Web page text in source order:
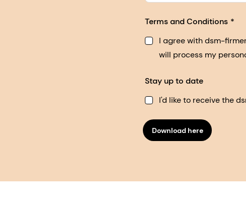
Terms and Conditions
I agree with dsm-
will process my
Stay up to date
I'd like to receive the
Download here